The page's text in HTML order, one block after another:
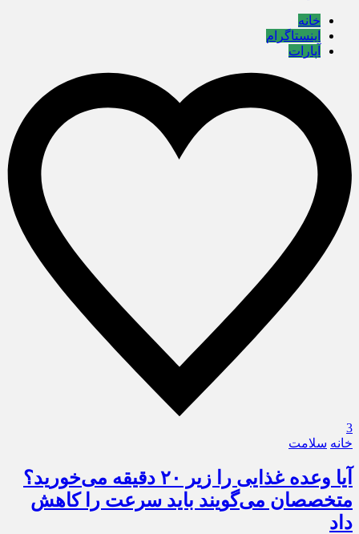
خانه
اینستاگرام
آپارات
3
خانه سلامت
آیا وعده غذایی را زیر ۲۰ دقیقه می‌خورید؟
متخصصان می‌گویند باید سرعت را کاهش
داد